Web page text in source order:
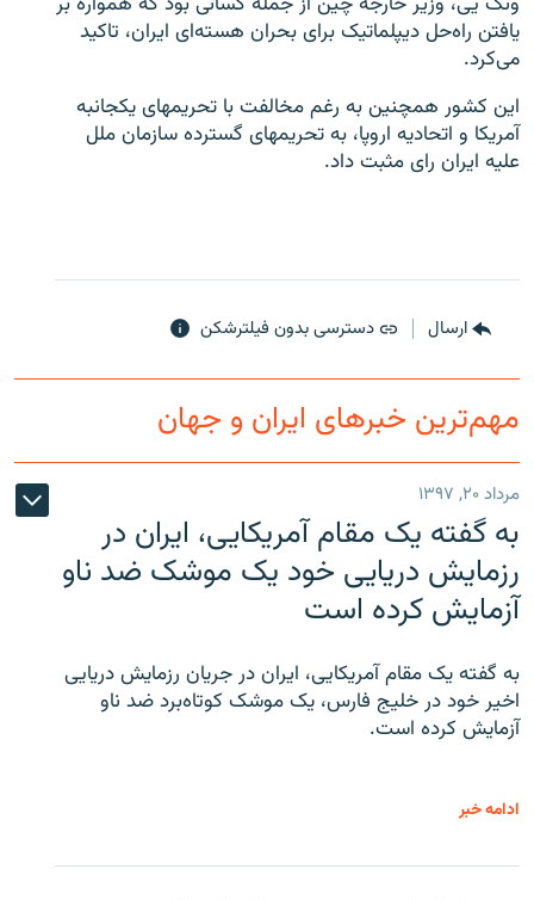
یافتن راه‌حل دیپلماتیک برای بحران هسته‌ای ایران، تاکید
می‌کرد.
این کشور همچنین به رغم مخالفت با تحریمهای یکجانبه
آمریکا و اتحادیه اروپا، به تحریمهای گسترده سازمان ملل
علیه ایران رای مثبت داد.
ارسال دسترسی بدون فیلترشکن
مهم‌ترین خبرهای ایران و جهان
مرداد ۲۰, ۱۳۹۷
به گفته یک مقام آمریکایی، ایران در
رزمایش دریایی خود یک موشک ضد ناو
آزمایش کرده است
به گفته یک مقام آمریکایی، ایران در جریان رزمایش دریایی
اخیر خود در خلیج فارس، یک موشک کوتاه‌برد ضد ناو
آزمایش کرده است.
ادامه خبر